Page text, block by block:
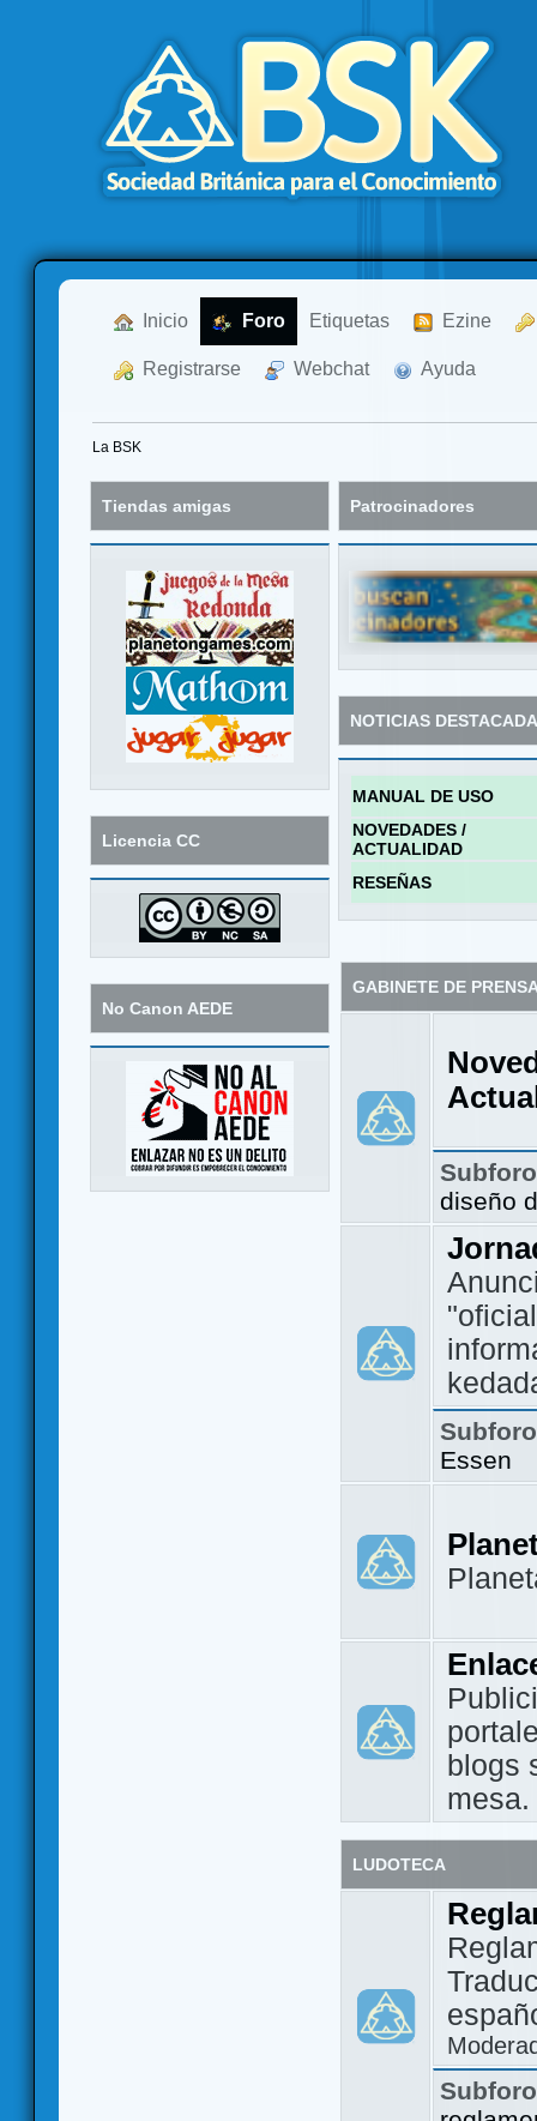
Inicio Foro Etiquetas Ezine
Registrarse Webchat Ayuda
La BSK
Tiendas amigas
Licencia CC
No Canon AEDE
Patrocinadores
NOTICIAS
MANUAL DE USO
NOVEDADES /
ACTUALIDAD
RESEÑAS
GABINETE DE
diseño
Essen
blogs
mesa.
LUDOTECA